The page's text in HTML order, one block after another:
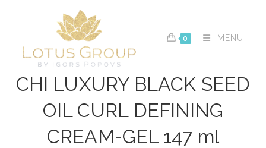
0 MENU
CHI LUXURY BLACK SEED
OIL CURL DEFINING
CREAM-GEL 147 ml